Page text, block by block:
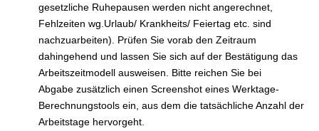
gesetzliche Ruhepausen werden nicht angerechnet,
Fehlzeiten wg.Urlaub/ Krankheits/ Feiertag etc. sind
nachzuarbeiten). Prüfen Sie vorab den Zeitraum
dahingehend und lassen Sie sich auf der Bestätigung das
Arbeitszeitmodell ausweisen. Bitte reichen Sie bei
Abgabe zusätzlich einen Screenshot eines Werktage-
Berechnungstools ein, aus dem die tatsächliche Anzahl der
Arbeitstage hervorgeht.